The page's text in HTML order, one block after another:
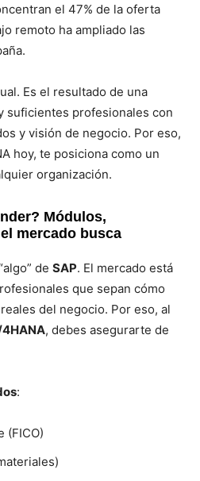
el 47% de la oferta
remoto ha ampliado las
Es el resultado de una
suficientes profesionales con
y visión de negocio. Por eso,
hoy, te posiciona como un
organización.
Módulos,
mercado busca
de SAP. El mercado está
que sepan cómo
del negocio. Por eso, al
4HANA, debes asegurarte de
:
(FICO)